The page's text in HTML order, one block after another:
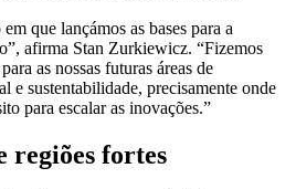
que lançámos as bases para a
afirma Stan Zurkiewicz. “Fizemos
as nossas futuras áreas de
e sustentabilidade, precisamente onde
para escalar as inovações.”
regiões fortes